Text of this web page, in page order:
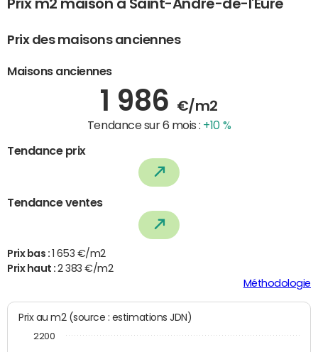
Prix m2 maison à Saint-André-de-l'Eure
Prix des maisons anciennes
Maisons anciennes
1 986 €/m2
Tendance sur 6 mois : +10 %
Tendance prix
Tendance ventes
Prix bas :
1 653 €/m2
Prix haut :2 383 €/m2
Méthodologie
Prix au m2 (source : estimations JDN)
2200